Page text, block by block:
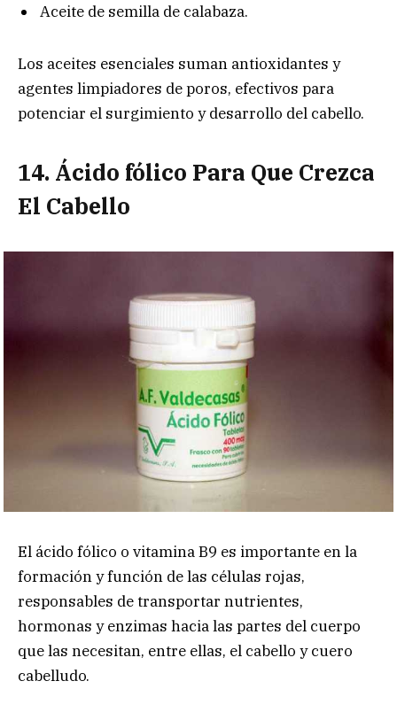
Aceite de semilla de calabaza.
Los aceites esenciales suman antioxidantes y
agentes limpiadores de poros, efectivos para
potenciar el surgimiento y desarrollo del cabello.
14. Ácido fólico Para Que Crezca
El Cabello
El ácido fólico o vitamina B9 es importante en la
formación y función de las células rojas,
responsables de transportar nutrientes,
hormonas y enzimas hacia las partes del cuerpo
que las necesitan, entre ellas, el cabello y cuero
cabelludo.